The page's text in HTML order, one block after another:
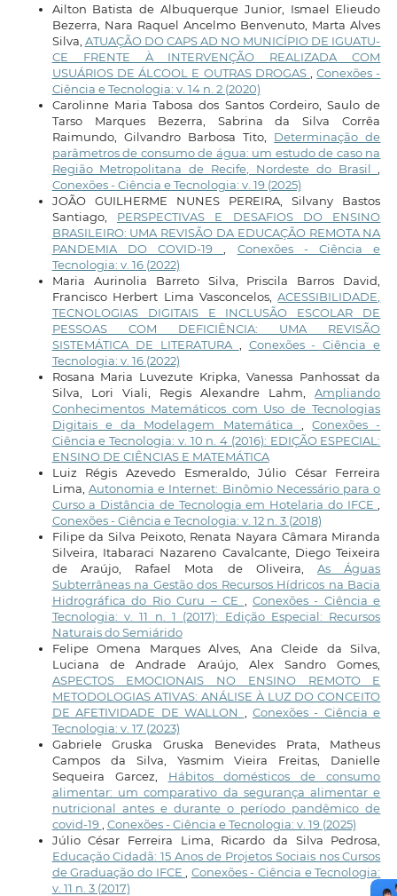
Ailton Batista de Albuquerque Junior, Ismael Elieudo
Bezerra, Nara Raquel Ancelmo Benvenuto, Marta Alves
Silva, ATUAÇÃO DO CAPS AD NO MUNICÍPIO DE IGUATU-
CE FRENTE À INTERVENÇÃO REALIZADA COM
USUÁRIOS DE ÁLCOOL E OUTRAS DROGAS
,Conexões -
Ciência e Tecnologia: v. 14 n. 2 (2020)
Carolinne Maria Tabosa dos Santos Cordeiro, Saulo de
Tarso Marques Bezerra, Sabrina da Silva Corrêa
Raimundo, Gilvandro Barbosa Tito, Determinação de
parâmetros de consumo de água: um estudo de caso na
Região Metropolitana de Recife, Nordeste do Brasil
Conexões - Ciência e Tecnologia: v. 19 (2025)
JOÃO GUILHERME NUNES PEREIRA, Silvany Bastos
Santiago, PERSPECTIVAS E DESAFIOS DO ENSINO
BRASILEIRO: UMA REVISÃO DA EDUCAÇÃO REMOTA NA
PANDEMIA DO COVID-19
Conexões - Ciência e
Tecnologia: v. 16 (2022)
Maria Aurinolia Barreto Silva, Priscila Barros David,
Francisco Herbert Lima Vasconcelos,ACESSIBILIDADE,
TECNOLOGIAS DIGITAIS E INCLUSÃO ESCOLAR DE
PESSOAS COM DEFICIÊNCIA: UMA REVISÃO
SISTEMÁTICA DE LITERATURA
Conexões - Ciência e
Tecnologia: v. 16 (2022)
Rosana Maria Luvezute Kripka, Vanessa Panhossat da
Silva, Lori Viali, Regis Alexandre Lahm,Ampliando
Conhecimentos Matemáticos com Uso de Tecnologias
Digitais e da Modelagem Matemática
,Conexões -
Ciência e Tecnologia: v. 10 n. 4 (2016): EDIÇÃO ESPECIAL:
ENSINO DE CIÊNCIAS E MATEMÁTICA
Luiz Régis Azevedo Esmeraldo, Júlio César Ferreira
Lima, Autonomia e Internet: Binômio Necessário para o
Curso a Distância de Tecnologia em Hotelaria do IFCE
Conexões - Ciência e Tecnologia: v. 12 n. 3 (2018)
Filipe da Silva Peixoto, Renata Nayara Câmara Miranda
Silveira, Itabaraci Nazareno Cavalcante, Diego Teixeira
de Araújo, Rafael Mota de Oliveira,As Águas
Subterrâneas na Gestão dos Recursos Hídricos na Bacia
Hidrográfica do Rio Curu – CE
Conexões - Ciência e
Tecnologia: v. 11 n. 1 (2017): Edição Especial: Recursos
Naturais do Semiárido
Felipe Omena Marques Alves, Ana Cleide da Silva,
Luciana de Andrade Araújo, Alex Sandro Gomes,
ASPECTOS EMOCIONAIS NO ENSINO REMOTO E
METODOLOGIAS ATIVAS: ANÁLISE À LUZ DO CONCEITO
DE AFETIVIDADE DE WALLON
Conexões - Ciência e
Tecnologia: v. 17 (2023)
Gabriele Gruska Gruska Benevides Prata, Matheus
Campos da Silva, Yasmim Vieira Freitas, Danielle
Sequeira Garcez, Hábitos domésticos de consumo
alimentar: um comparativo da segurança alimentar e
nutricional antes e durante o período pandêmico de
covid-19 Conexões - Ciência e Tecnologia: v. 19 (2025)
Júlio César Ferreira Lima, Ricardo da Silva Pedrosa,
Educação Cidadã: 15 Anos de Projetos Sociais nos Cursos
de Graduação do IFCE
Conexões - Ciência e Tecnologia:
v. 11 n. 3 (2017)